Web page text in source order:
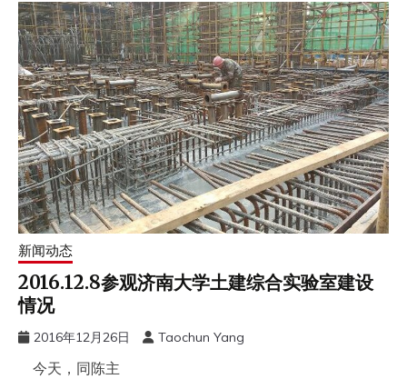
新闻动态
2016.12.8参观济南大学土建综合实验室建设
情况
2016年12月26日 Taochun Yang
今天，同陈主